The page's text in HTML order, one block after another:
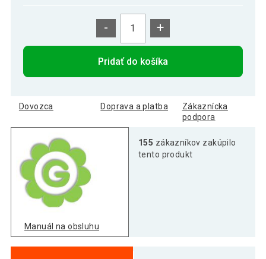
- +
Pridať do košíka
Dovozca Doprava a platba
Zákaznícka
podpora
Manuál na obsluhu
155 zákazníkov zakúpilo
tento produkt